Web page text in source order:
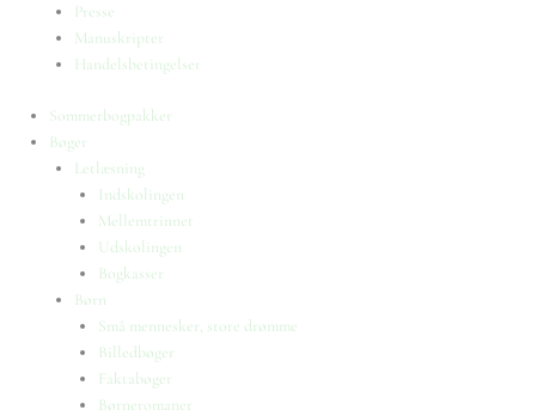
Presse
Manuskripter
Handelsbetingelser
Sommerbogpakker
Bøger
Letlæsning
Indskolingen
Mellemtrinnet
Udskolingen
Bogkasser
Børn
Små mennesker, store drømme
Billedbøger
Faktabøger
Børneromaner